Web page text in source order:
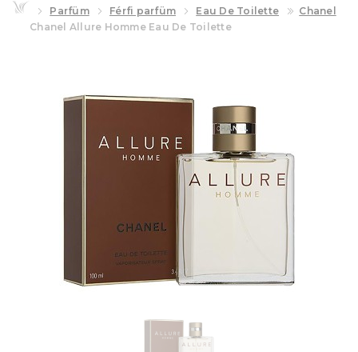
Parfüm Férfi parfüm Eau De Toilette
Chanel
Chanel Allure Homme Eau De Toilette